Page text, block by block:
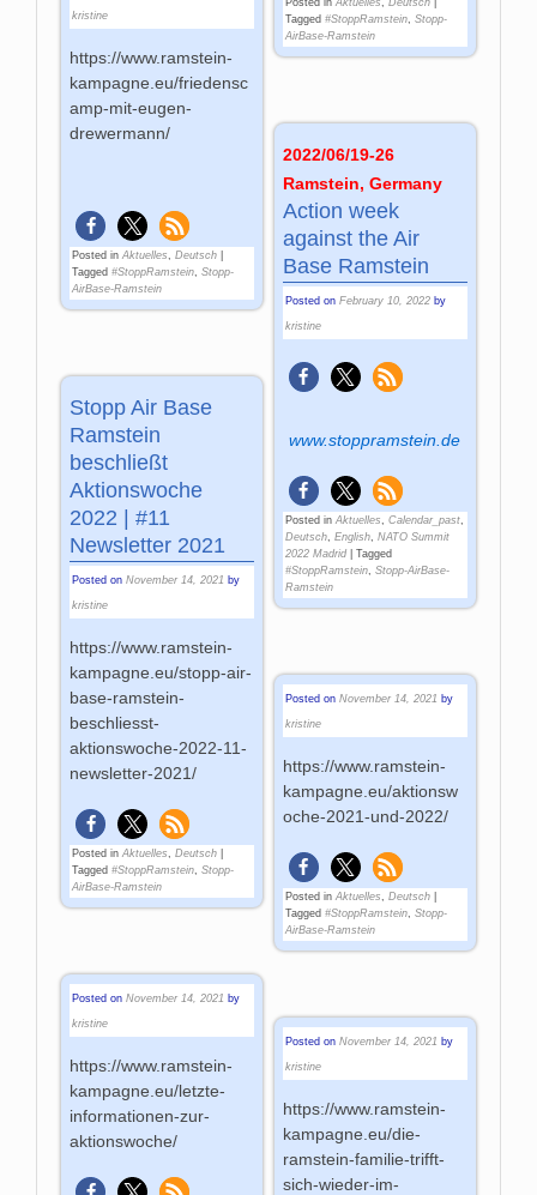
Tagged #StoppRamstein, Stopp-
AirBase-Ramstein
kristine
https://www.ramstein-
kampagne.eu/friedensc
amp-mit-eugen-
drewermann/
Posted in Aktuelles,Deutsch
Tagged #StoppRamstein,Stopp-
AirBase-Ramstein
2022/06/19-26
Ramstein, Germany
Action week
against the Air
Base Ramstein
Posted on February 10, 2022 by
kristine
www.stoppramstein.de
Posted in Aktuelles Calendar_past,
Deutsch, English, NATO Summit
2022 Madrid| Tagged
#StoppRamstein, Stopp-AirBase-
Ramstein
Stopp Air Base
Ramstein
beschließt
Aktionswoche
2022 | #11
Newsletter 2021
Posted onNovember 14, 2021 by
kristine
https://www.ramstein-
kampagne.eu/stopp-air-
base-ramstein-
beschliesst-
aktionswoche-2022-11-
newsletter-2021/
Posted in Aktuelles ,Deutsch
Tagged #StoppRamstein ,Stopp-
AirBase-Ramstein
Posted on November 14, 2021 by
kristine
https://www.ramstein-
kampagne.eu/aktionsw
oche-2021-und-2022/
Posted in Aktuelles Deutsch|
Tagged #StoppRamstein, Stopp-
AirBase-Ramstein
Posted onNovember 14, 2021 by
kristine
https://www.ramstein-
kampagne.eu/letzte-
informationen-zur-
aktionswoche/
Posted on November 14, 2021 by
kristine
https://www.ramstein-
kampagne.eu/die-
ramstein-familie-trifft-
sich-wieder-im-